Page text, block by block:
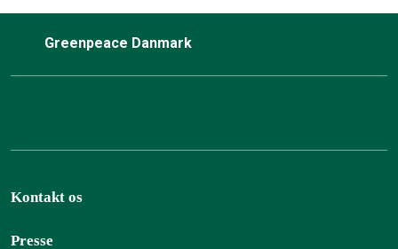
Greenpeace Danmark
Kontakt os
Presse